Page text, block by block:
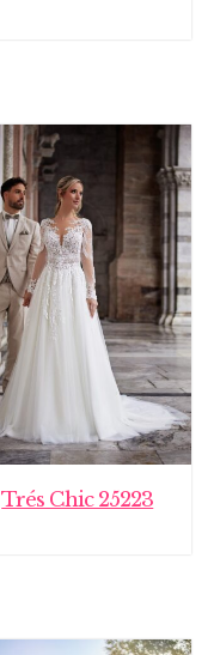
Trés Chic 25223